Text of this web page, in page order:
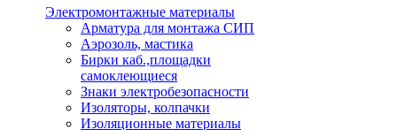
Электромонтажные материалы
Арматура для монтажа СИП
Аэрозоль, мастика
Бирки каб.,площадки
самоклеющиеся
Знаки электробезопасности
Изоляторы, колпачки
Изоляционные материалы